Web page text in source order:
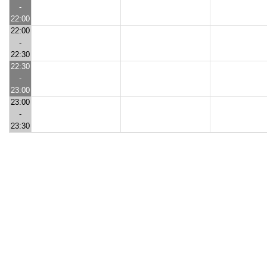
-
22:00
22:00
-
22:30
22:30
-
23:00
23:00
-
23:30